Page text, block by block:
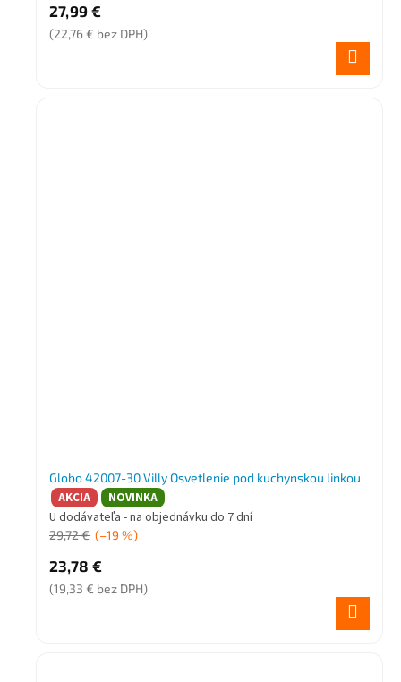
27,99 €
(22,76 € bez DPH)
Globo 42007-30 Villy Osvetlenie pod kuchynskou linkou
AKCIA NOVINKA
U dodávateľa - na objednávku do 7 dní
29,72 € (–19 %)
23,78 €
(19,33 € bez DPH)